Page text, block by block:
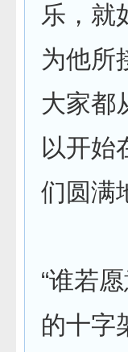
乐，就
为他所
大家都
以开始
们圆满
“谁若
的十字